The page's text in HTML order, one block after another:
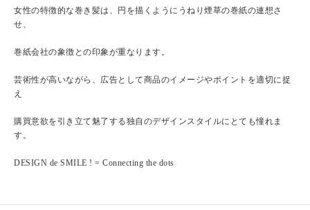
女性の特徴的な巻き髪は、円を描くようにうねり煙草の巻紙の連想さ
せ、
巻紙会社の象徴との印象が重なります。
芸術性が高いながら、広告として商品のイメージやポイントを適切に捉
え
購買意欲を引き立て魅了する独自のデザインスタイルにとても憧れま
す。
DESIGN de SMILE ! = Connecting the dots